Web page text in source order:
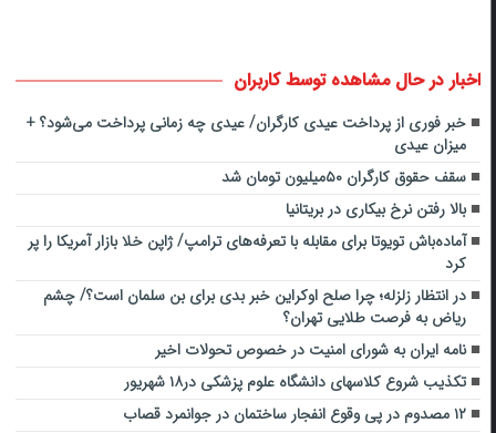
اخبار در حال مشاهده توسط کاربران
خبر فوری از پرداخت عیدی کارگران/ عیدی چه زمانی پرداخت می‌شود؟ +
میزان عیدی
سقف حقوق کارگران ۵۰میلیون تومان شد
بالا رفتن نرخ بیکاری در بریتانیا
آماده‌باش تویوتا برای مقابله با تعرفه‌های ترامپ/ ژاپن خلا بازار آمریکا را پر
کرد
در انتظار زلزله؛ چرا صلح اوکراین خبر بدی برای بن سلمان است؟/ چشم
ریاض به فرصت طلایی تهران؟
نامه ایران به شورای امنیت در خصوص تحولات اخیر
تکذیب شروع کلاسهای دانشگاه علوم پزشکی در۱۸ شهریور
۱۲ مصدوم در پی وقوع انفجار ساختمان در جوانمرد قصاب